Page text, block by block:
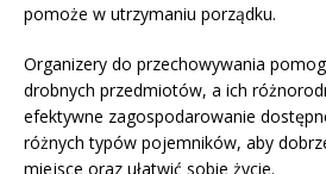
pomoże w utrzymaniu porządku.
Organizery do przechowywania
drobnych przedmiotów, a ich
efektywne zagospodarowanie
różnych typów pojemników, aby
miejsce oraz ułatwić sobie życie.